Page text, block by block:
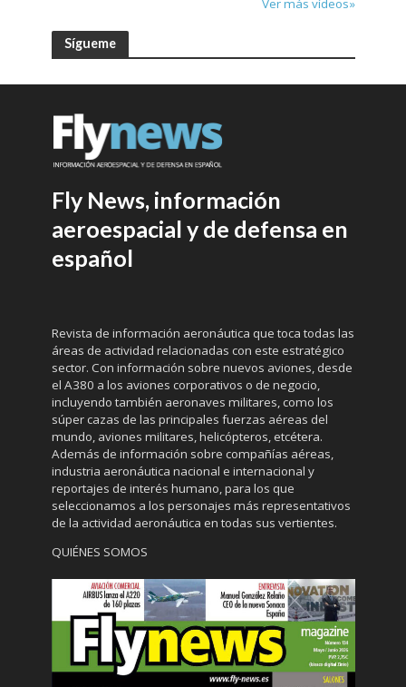
Ver más vídeos»
Sígueme
Fly News, información
aeroespacial y de defensa en
español
Revista de información aeronáutica que toca todas las
áreas de actividad relacionadas con este estratégico
sector. Con información sobre nuevos aviones, desde
el A380 a los aviones corporativos o de negocio,
incluyendo también aeronaves militares, como los
súper cazas de las principales fuerzas aéreas del
mundo, aviones militares, helicópteros, etcétera.
Además de información sobre compañías aéreas,
industria aeronáutica nacional e internacional y
reportajes de interés humano, para los que
seleccionamos a los personajes más representativos
de la actividad aeronáutica en todas sus vertientes.
QUIÉNES SOMOS